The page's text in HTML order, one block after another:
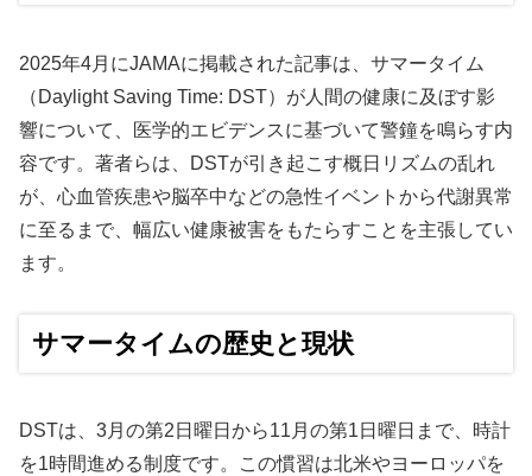
2025年4月にJAMAに掲載された記事は、サマータイム
（Daylight Saving Time: DST）が人間の健康に及ぼす影
響について、医学的エビデンスに基づいて警鐘を鳴らす内
容です。著者らは、DSTが引き起こす概日リズムの乱れ
が、心血管疾患や脳卒中などの急性イベントから代謝異常
に至るまで、幅広い健康被害をもたらすことを主張してい
ます。
サマータイムの歴史と現状
DSTは、3月の第2日曜日から11月の第1日曜日まで、時計
を1時間進める制度です。この慣習は北米やヨーロッパを